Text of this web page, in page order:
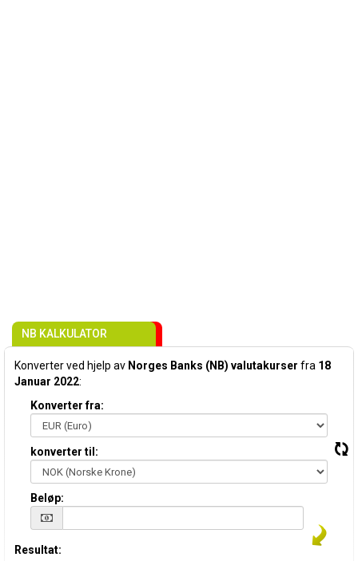
NB KALKULATOR
Konverter ved hjelp av Norges Banks (NB) valutakurser fra 18
Januar 2022:
Konverter fra:
konverter til:
Beløp:
Resultat: